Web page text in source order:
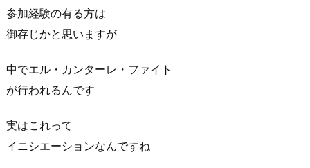
参加経験の有る方は
御存じかと思いますが
中でエル・カンターレ・ファイト
が行われるんです
実はこれって
イニシエーションなんですね